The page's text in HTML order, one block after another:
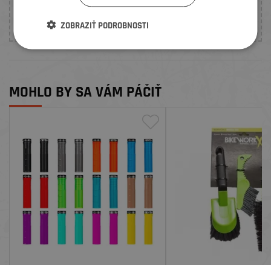
Ku tomuto produktu nebolo vložené žiadne hodnotenie.
Budte prvý, ktopridá doporučenie
MOHLO BY SA VÁM PÁČIŤ
ZOBRAZIŤ PODROBNOSTI